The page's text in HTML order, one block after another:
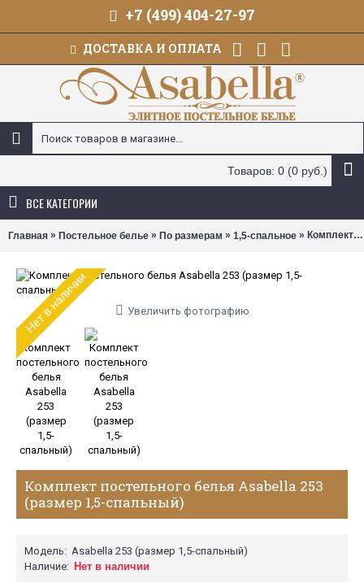
+7 (499) 404-27-97
ДОСТАВКА И ОПЛАТА
Товаров: 0 (0 руб.)
ВСЕ КАТЕГОРИИ
Главная » Постельное белье » По размерам » 1,5-спальное » Комплект постельного белья Asabella 253 (размер 1,5-спальный)
Нет в наличии Увеличить фотографию
Комплект постельного белья Asabella 253
(размер 1,5-спальный)
Модель: Asabella 253 (размер 1,5-спальный)
Наличие: Нет в наличии